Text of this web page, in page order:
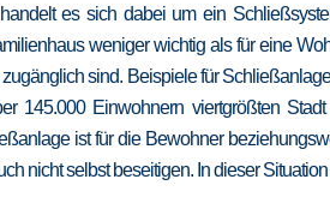
es sich dabei um ein
weniger wichtig als für eine
sind. Beispiele für
145.000 Einwohnern viertgrößten
ist für die Bewohner
nicht selbst beseitigen. In dieser